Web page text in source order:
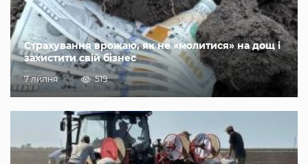
Страхування врожаю, як не «молитися» на дощ і
захистити свій бізнес
7 липня 519